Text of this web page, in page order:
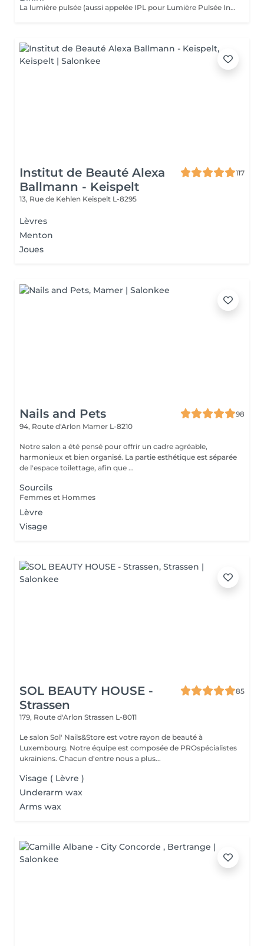
La lumière pulsée (aussi appelée IPL pour Lumière Pulsée Intense) agit sur le poil en envoyant une lumière qui va être absorbée par le pigment noir du poil. La lumière pulsée localement se transforme en chaleur . C'est cette réaction thermique au niveau de la racine du poil (le bulbe) qui altère et freine la repousse. Dès les premières séances, les poils tombent et repoussent de moins en moins.
Institut de Beauté Alexa
Ballmann - Keispelt
117
13, Rue de Kehlen Keispelt L-8295
Lèvres
Menton
Joues
Nails and Pets
98
94, Route d'Arlon Mamer L-8210
Notre salon a été pensé pour offrir un cadre agréable,
harmonieux et bien organisé. La partie esthétique est séparée
de l'espace toilettage, afin que ...
Sourcils
Femmes et Hommes
Lèvre
Visage
SOL BEAUTY HOUSE -
Strassen
85
179, Route d'Arlon Strassen L-8011
Le salon Sol' Nails&Store est votre rayon de beauté à
Luxembourg. Notre équipe est composée de PROspécialistes
ukrainiens. Chacun d'entre nous a plus...
Visage ( Lèvre )
Underarm wax
Arms wax